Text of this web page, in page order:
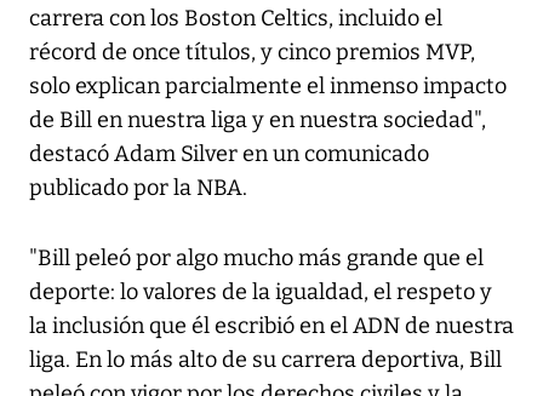
carrera con los Boston Celtics, incluido el
récord de once títulos, y cinco premios MVP,
solo explican parcialmente el inmenso impacto
de Bill en nuestra liga y en nuestra sociedad",
destacó Adam Silver en un comunicado
publicado por la NBA.
"Bill peleó por algo mucho más grande que el
deporte: lo valores de la igualdad, el respeto y
la inclusión que él escribió en el ADN de nuestra
liga. En lo más alto de su carrera deportiva, Bill